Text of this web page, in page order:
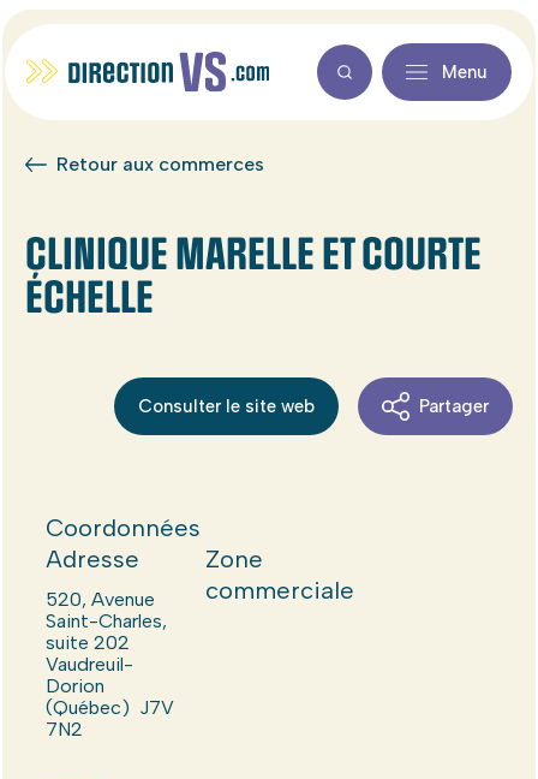
Menu
Retour aux commerces
CLINIQUE MARELLE ET COURTE
ÉCHELLE
Consulter le site web Partager
Coordonnées
Adresse
520, Avenue
Saint-Charles,
suite 202
Vaudreuil-
Dorion
(Québec) J7V
7N2
Zone
commerciale